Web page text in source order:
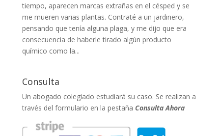
tiempo, aparecen marcas extrañas en el césped y se
me mueren varias plantas. Contraté a un jardinero,
pensando que tenía alguna plaga, y me dijo que era
consecuencia de haberle tirado algún producto
químico como la...
Consulta
Un abogado colegiado estudiará su caso. Se realizan a
través del formulario en la pestaña Consulta Ahora